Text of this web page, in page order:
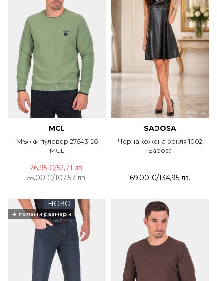
MCL
Мъжки пуловер 27643-26
MCL
55,00 €/107,57 лв.
26,95 €/52,71 лв.
SADOSA
Черна кожена рокля 1002
Sadosa
69,00 €/134,95 лв.
НОВО
+ големи размери